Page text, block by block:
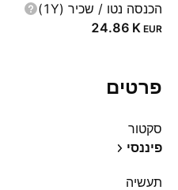
הכנסה נטו / שכיר (1Y)
‪24.86 K‬ EUR
פרטים
סקטור
פיננסי
תעשיה